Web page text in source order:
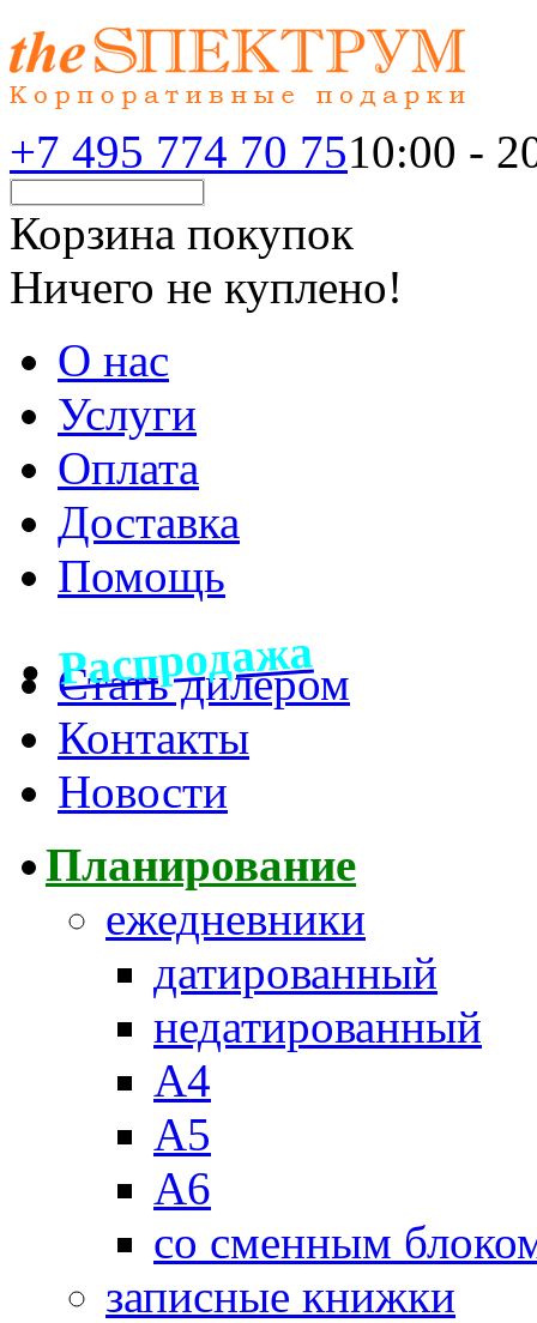
+7 495 774 70 7510:00 -
Корзина покупок
Ничего не куплено!
О нас
Услуги
Оплата
Доставка
Помощь
Распродажа
Стать дилером
Контакты
Новости
Планирование
ежедневники
датированный
недатированный
А4
А5
А6
со сменным
записные книжки